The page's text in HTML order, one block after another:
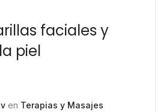
faciales y
piel
en Terapias y Masajes